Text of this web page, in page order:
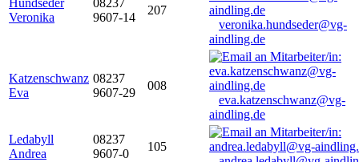
Hundseder
Veronika
08237
9607-14
207
veronika.hundseder@vg-
aindling.de
Katzenschwanz
Eva
08237
9607-29
008
eva.katzenschwanz@vg-
aindling.de
Ledabyll
Andrea
08237
9607-0
105